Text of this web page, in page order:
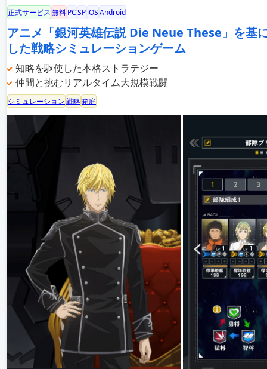
正式サービス無料PCSPiOSAndroid
アニメ「銀河英雄伝説 Die Neue These」を基
した戦略シミュレーションゲーム
知略を駆使した本格ストラテジー
仲間と挑むリアルタイム大規模戦闘
シミュレーション戦略箱庭